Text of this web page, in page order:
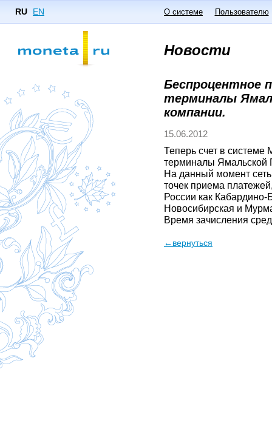
RU EN О системе Пользователю
Новости
Беспроцентное
терминалы
компании.
15.06.2012
Теперь счет в системе
терминалы Ямальской
На данный момент
точек приема
России как
Новосибирская и
Время зачисления
←вернуться